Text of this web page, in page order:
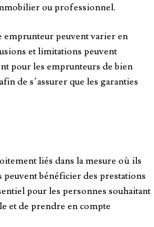
ou professionnel.
emprunteur peuvent varier en
et limitations peuvent
pour les emprunteurs de bien
de s’assurer que les garanties
liés dans la mesure où ils
bénéficier des prestations
pour les personnes souhaitant
et de prendre en compte